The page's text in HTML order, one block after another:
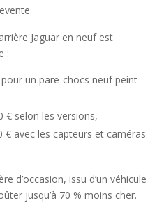
Jaguar en neuf est
:
un pare-chocs neuf peint
€ selon les versions,
€ avec les capteurs et caméras
d’occasion, issu d’un véhicule
jusqu’à 70 % moins cher.